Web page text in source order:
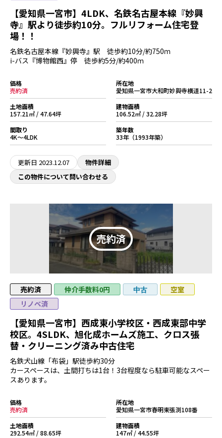
【愛知県一宮市】4LDK、名鉄名古屋本線『妙興
寺』駅より徒歩約10分。フルリフォーム住宅登
場！！
名鉄名古屋本線『妙興寺』駅 徒歩約10分/約750ｍ
i-バス『博物館西』停 徒歩約5分/約400ｍ
価格
売約済
所在地
愛知県一宮市大和町妙興寺横道11-2
土地面積
157.21㎡ / 47.64坪
建物面積
106.52㎡ / 32.28坪
間取り
4K～4LDK
築年数
33年（1993年築）
更新日 2023.12.07
物件詳細
この物件について問い合わせる
売約済 仲介手数料0円 中古
空室
リノベ済
【愛知県一宮市】西成東小学校区・西成東部中学
校区。4SLDK、旭化成ホームズ施工、クロス張
替・クリーニング済み中古住宅
名鉄犬山線「布袋」駅徒歩約30分
カースペースは、土間打ちは1台！3台程度なら駐車可能なスペー
スあります。
価格
売約済
所在地
愛知県一宮市春明東張渕108番
土地面積
292.54㎡ / 88.65坪
建物面積
147㎡ / 44.55坪